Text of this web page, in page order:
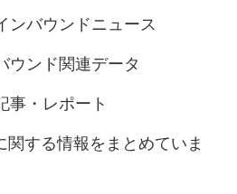
ンバウンドニュース
ウンド関連データ
事・レポート
する情報をまとめていま